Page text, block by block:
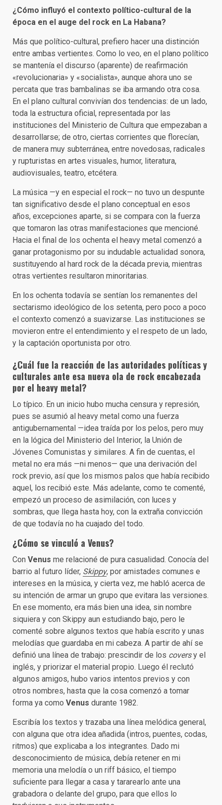
¿Cómo influyó el contexto político-cultural de la
época en el auge del rock en La Habana?
Más que político-cultural, prefiero hacer una distinción
entre ambas vertientes. Como lo veo, en el plano político
se mantenía el discurso (aparente) de reafirmación
«revolucionaria» y «socialista», aunque ahora uno se
percata que tras bambalinas se iba armando otra cosa.
En el plano cultural convivían dos tendencias: de un lado,
toda la estructura oficial, representada por las
instituciones del Ministerio de Cultura que empezaban a
desarrollarse; de otro, ciertas corrientes que florecían,
de manera muy subterránea, entre novedosas, radicales
y rupturistas en artes visuales, humor, literatura,
audiovisuales, teatro, etcétera.
La música —y en especial el rock— no tuvo un despunte
tan significativo desde el plano conceptual en esos
años, excepciones aparte, si se compara con la fuerza
que tomaron las otras manifestaciones que mencioné.
Hacia el final de los ochenta el heavy metal comenzó a
ganar protagonismo por su indudable actualidad sonora,
sustituyendo al hard rock de la década previa, mientras
otras vertientes resultaron minoritarias.
En los ochenta todavía se sentían los remanentes del
sectarismo ideológico de los setenta, pero poco a poco
el contexto comenzó a suavizarse. Las instituciones se
movieron entre el entendimiento y el respeto de un lado,
y la captación oportunista por otro.
¿Cuál fue la reacción de las autoridades políticas y
culturales ante esa nueva ola de rock encabezada
por el heavy metal?
Lo típico. En un inicio hubo mucha censura y represión,
pues se asumió al heavy metal como una fuerza
antigubernamental —idea traída por los pelos, pero muy
en la lógica del Ministerio del Interior, la Unión de
Jóvenes Comunistas y similares. A fin de cuentas, el
metal no era más —ni menos— que una derivación del
rock previo, así que los mismos palos que había recibido
aquel, los recibió este. Más adelante, como te comenté,
empezó un proceso de asimilación, con luces y
sombras, que llega hasta hoy, con la extraña convicción
de que todavía no ha cuajado del todo.
¿Cómo se vinculó a Venus?
Con Venus me relacioné de pura casualidad. Conocía del
barrio al futuro líder, Skippy, por amistades comunes e
intereses en la música, y cierta vez, me habló acerca de
su intención de armar un grupo que evitara las versiones.
En ese momento, era más bien una idea, sin nombre
siquiera y con Skippy aun estudiando bajo, pero le
comenté sobre algunos textos que había escrito y unas
melodías que guardaba en mi cabeza. A partir de ahí se
definió una línea de trabajo: prescindir de los coversy el
inglés, y priorizar el material propio. Luego él reclutó
algunos amigos, hubo varios intentos previos y con
otros nombres, hasta que la cosa comenzó a tomar
forma ya como Venus durante 1982.
Escribía los textos y trazaba una línea melódica general,
con alguna que otra idea añadida (intros, puentes, codas,
ritmos) que explicaba a los integrantes. Dado mi
desconocimiento de música, debía retener en mi
memoria una melodía o un riff básico, el tiempo
suficiente para llegar a casa y tararearlo ante una
grabadora o delante del grupo, para que ellos lo